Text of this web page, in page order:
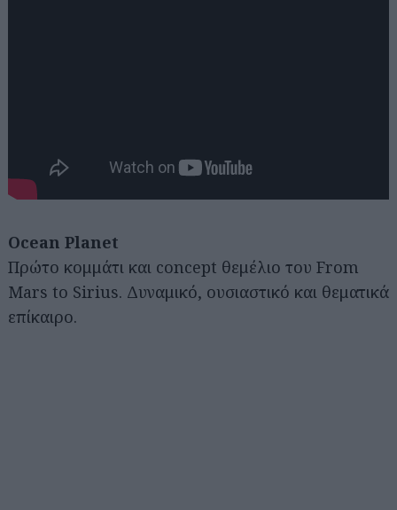
Ocean Planet
Πρώτο κομμάτι και concept θεμέλιο του From
Mars to Sirius. Δυναμικό, ουσιαστικό και θεματικά
επίκαιρο.